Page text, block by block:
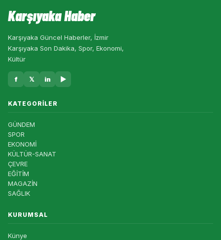
Karşıyaka Haber
Karşıyaka Güncel Haberler, İzmir
Karşıyaka Son Dakika, Spor, Ekonomi,
Kültür
f 𝕏 in ▶
KATEGORILER
GÜNDEM
SPOR
EKONOMİ
KÜLTÜR-SANAT
ÇEVRE
EĞİTİM
MAGAZİN
SAĞLIK
KURUMSAL
Künye